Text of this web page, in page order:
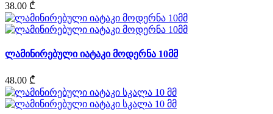
38.00 ₾
ლამინირებული იატაკი მოდერნა 10მმ
48.00 ₾